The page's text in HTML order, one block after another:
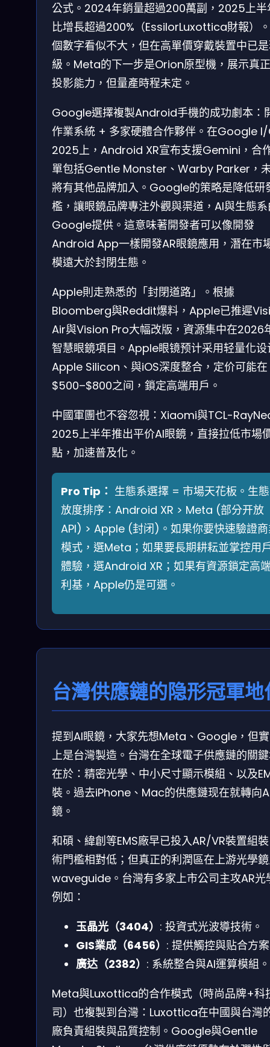
公式。2024年銷量超過200萬副，2025上半
比增長超過200%（EssilorLuxottica財報）
個數字看似不大，但在高單價穿戴裝置中已
級。Meta的下一步是Orion原型機，展示真
投影能力，但量產時程未定。
Google選擇複製Android手機的成功劇本：
作業系統 + 多家硬體合作夥伴。在Google
2025上，Android XR宣布支援Gemini，合
單包括Gentle Monster、Warby Parker，
將有其他品牌加入。Google的策略是降低研
檻，讓眼鏡品牌專注外觀與渠道，AI與生態
Google提供。這意味著開發者可以像開發
Android App一樣開發AR眼鏡應用，潛在市
模遠大於封閉生態。
Apple則走熟悉的「封閉道路」。根據
Bloomberg與Reddit爆料，Apple已推遲
Air與Vision Pro大幅改版，資源集中在2026
智慧眼鏡項目。Apple眼镜预计采用轻量化设
Apple Silicon、與iOS深度整合，定价可能在
$500–$800之间，鎖定高端用戶。
中國軍團也不容忽視：Xiaomi與TCL-
2025上半年推出平价AI眼鏡，直接拉低市場
點，加速普及化。
Pro Tip： 生態系選擇 = 市場天花板。生
放度排序：Android XR > Meta (部分开放
API) > Apple (封闭)。如果你要快速驗證
模式，選Meta；如果要長期耕耘並掌控用
體驗，選Android XR；如果有資源鎖定高
利基，Apple仍是可選。
台灣供應鏈的隐形冠軍地
提到AI眼鏡，大家先想Meta、Google，但
上是台灣製造。台灣在全球電子供應鏈的關
在於：精密光學、中小尺寸顯示模組、以及
裝。過去iPhone、Mac的供應鏈现在就轉向
鏡。
和碩、緯創等EMS廠早已投入AR/VR裝置組
術門檻相對低；但真正的利潤區在上游光學
waveguide。台灣有多家上市公司主攻AR光
例如：
玉晶光（3404） : 投資式光波導技術。
GIS業成（6456） : 提供觸控與贴合方
廣达（2382） : 系統整合與AI運算模組。
Meta與Luxottica的合作模式（時尚品牌+科
司）也複製到台灣：Luxottica在中國與台灣
廠負責組裝與品質控制。Google與Gentle